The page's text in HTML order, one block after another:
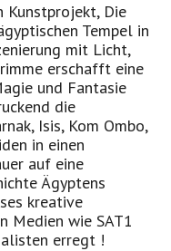
Kunstprojekt, Die
Tempel in
mit Licht,
erschafft eine
und Fantasie
die
Isis, Kom Ombo,
in einen
auf eine
Ägyptens
kreative
Medien wie SAT1
erregt !